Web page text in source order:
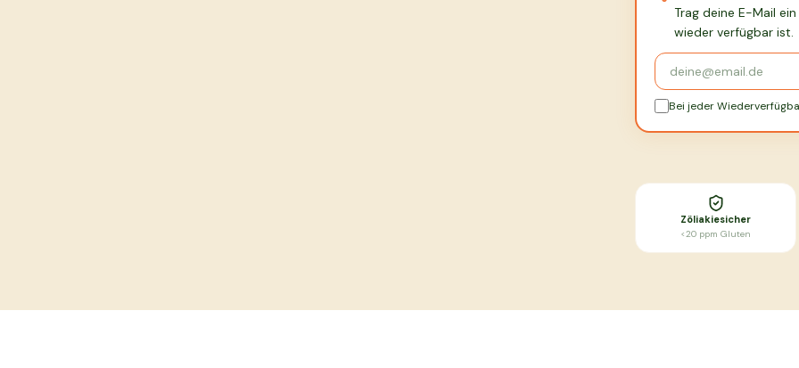
Trag deine E-Mail
wieder verfügbar ist.
Bei jeder
Zöliakiesicher
<20 ppm Gluten